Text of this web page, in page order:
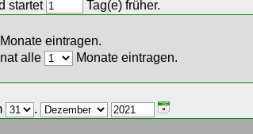
startet
Tag(e) früher.
Monate eintragen.
alle
Monate eintragen.
.